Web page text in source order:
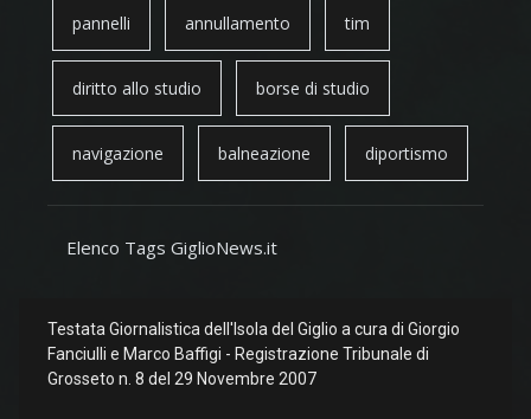
pannelli annullamento tim
diritto allo studio borse di studio
navigazione balneazione diportismo
Elenco Tags GiglioNews.it
Testata Giornalistica dell'Isola del Giglio a cura di Giorgio
Fanciulli e Marco Baffigi - Registrazione Tribunale di
Grosseto n. 8 del 29 Novembre 2007